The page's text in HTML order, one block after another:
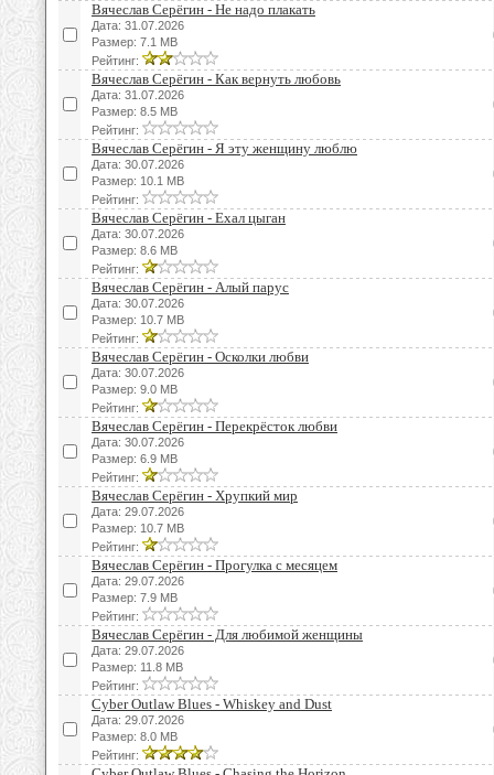
Вячеслав Серёгин - Не надо плакать
Дата: 31.07.2026
Размер: 7.1 MB
Рейтинг:
Вячеслав Серёгин - Как вернуть любовь
Дата: 31.07.2026
Размер: 8.5 MB
Рейтинг:
Вячеслав Серёгин - Я эту женщину люблю
Дата: 30.07.2026
Размер: 10.1 MB
Рейтинг:
Вячеслав Серёгин - Ехал цыган
Дата: 30.07.2026
Размер: 8.6 MB
Рейтинг:
Вячеслав Серёгин - Алый парус
Дата: 30.07.2026
Размер: 10.7 MB
Рейтинг:
Вячеслав Серёгин - Осколки любви
Дата: 30.07.2026
Размер: 9.0 MB
Рейтинг:
Вячеслав Серёгин - Перекрёсток любви
Дата: 30.07.2026
Размер: 6.9 MB
Рейтинг:
Вячеслав Серёгин - Хрупкий мир
Дата: 29.07.2026
Размер: 10.7 MB
Рейтинг:
Вячеслав Серёгин - Прогулка с месяцем
Дата: 29.07.2026
Размер: 7.9 MB
Рейтинг:
Вячеслав Серёгин - Для любимой женщины
Дата: 29.07.2026
Размер: 11.8 MB
Рейтинг:
Cyber Outlaw Blues - Whiskey and Dust
Дата: 29.07.2026
Размер: 8.0 MB
Рейтинг: